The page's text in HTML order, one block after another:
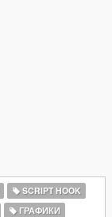
SCRIPT HOOK
ГРАФИКИ